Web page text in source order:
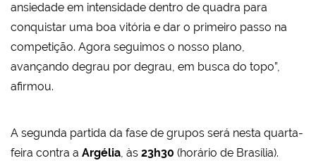
ansiedade em intensidade dentro de quadra para
conquistar uma boa vitória e dar o primeiro passo na
competição. Agora seguimos o nosso plano,
avançando degrau por degrau, em busca do topo”,
afirmou.
A segunda partida da fase de grupos será nesta quarta-
feira contra a Argélia, às 23h30 (horário de Brasília).